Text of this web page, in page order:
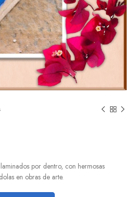
por dentro, con hermosas
en obras de arte.